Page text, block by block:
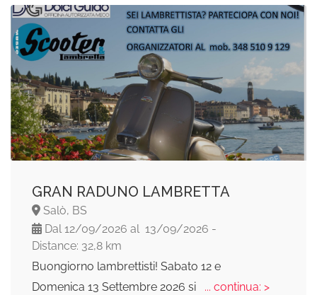
GRAN RADUNO LAMBRETTA
Salò, BS
Dal 12/09/2026 al 13/09/2026 -
Distance: 32,8 km
Buongiorno lambrettisti! Sabato 12 e
Domenica 13 Settembre 2026 si
... continua: >